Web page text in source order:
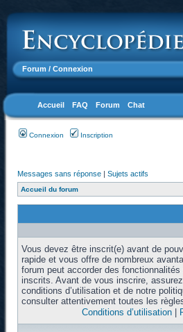
Forum / Connexion
Accueil FAQ Forum Chat
Connexion Inscription
Messages sans réponse | Sujets actifs
Accueil du forum
Vous devez être inscrit(e) avant de
rapide et vous offre de nombreux
forum peut accorder des
inscrits. Avant de vous inscrire,
conditions d’utilisation et de notre
consulter attentivement toutes les
Conditions d’utilisation|